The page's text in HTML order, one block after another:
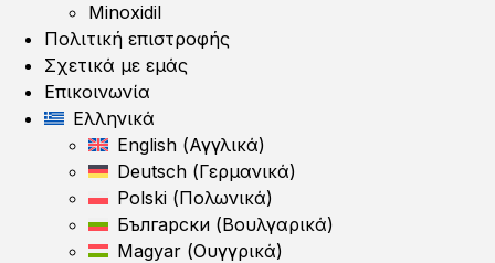
Minoxidil
Πολιτική επιστροφής
Σχετικά με εμάς
Επικοινωνία
Ελληνικά
English (Αγγλικά)
Deutsch (Γερμανικά)
Polski (Πολωνικά)
Български (Βουλγαρικά)
Magyar (Ουγγρικά)